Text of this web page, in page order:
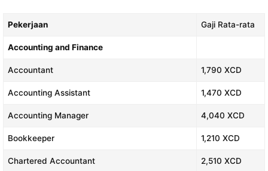
Pekerjaan Gaji Rata-rata
Accounting and Finance
Accountant 1,790 XCD
Accounting Assistant 1,470 XCD
Accounting Manager 4,040 XCD
Bookkeeper 1,210 XCD
Chartered Accountant 2,510 XCD